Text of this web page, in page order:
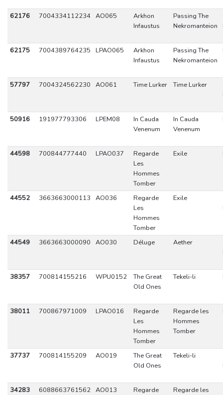
62176 7004334112234 AO065
Arkhon
Infaustus
Passing The
Nekromanteion
62175 7004389764235 LPAO065
Arkhon
Infaustus
Passing The
Nekromanteion
57797 7004324562230 AO061 Time Lurker Time Lurker
50916 191977793306 LPEM08
In Cauda
Venenum
In Cauda
Venenum
44598 700844777440 LPAO037
Regarde
Les
Hommes
Tomber
Exile
44552 3663663000113 AO036
Regarde
Les
Hommes
Tomber
Exile
44549 3663663000090 AO030 Déluge Aether
38357 700814155216 WPU0152
The Great
Old Ones
Tekeli-li
38011 700867971009 LPAO016
Regarde
Les
Hommes
Tomber
Regarde les
Hommes
Tomber
37737 700814155209 AO019
The Great
Old Ones
Tekeli-li
34283 6088663761562 AO013
Regarde
Regarde les